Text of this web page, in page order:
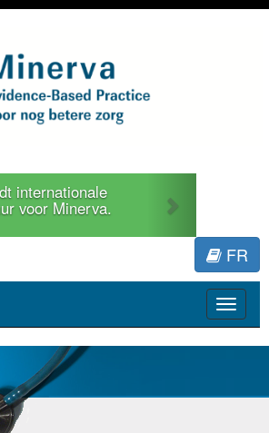
internationale
voor Minerva.
FR
Toggle